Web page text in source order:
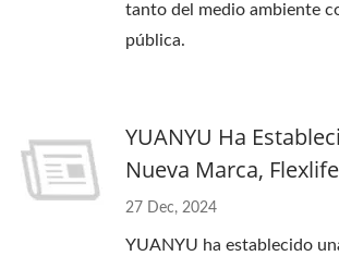
tanto del medio ambiente
pública.
YUANYU Ha
Nueva Marca,
27 Dec, 2024
YUANYU ha establecido